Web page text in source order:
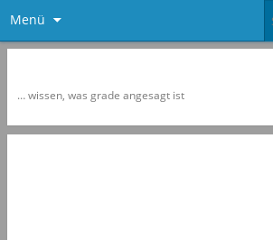
Menü
… wissen, was grade angesagt ist